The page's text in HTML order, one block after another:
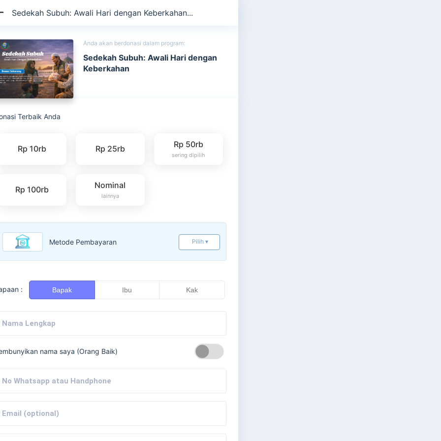
Sedekah Subuh: Awali Hari dengan Keberkahan...
Anda akan berdonasi dalam program:
Sedekah Subuh: Awali Hari dengan
Keberkahan
Terbaik Anda
Rp 10rb Rp 25rb Rp 50rb
sering dipilih
Rp 100rb Nominal
lainnya
Metode Pembayaran Pilih ▾
: Bapak Ibu Kak
nama saya (Orang Baik)